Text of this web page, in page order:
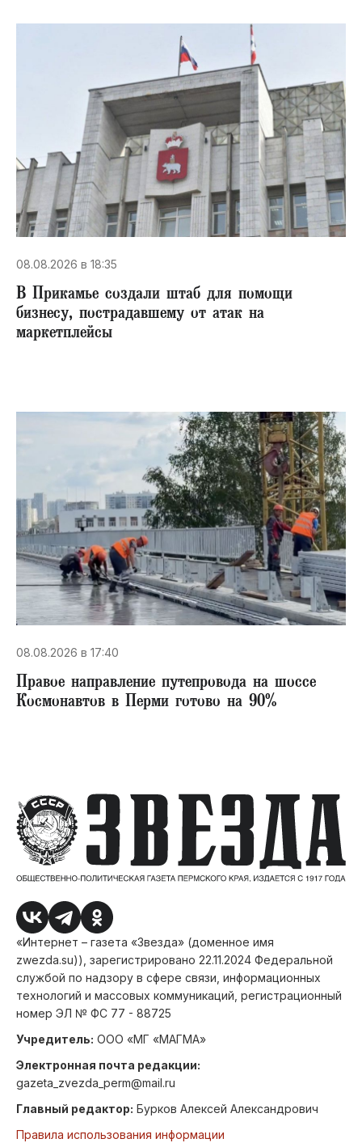
08.08.2026 в 18:35
В Прикамье создали штаб для помощи
бизнесу, пострадавшему от атак на
маркетплейсы
08.08.2026 в 17:40
Правое направление путепровода на шоссе
Космонавтов в Перми готово на 90%
«Интернет – газета «Звезда» (доменное имя
zwezda.su)), зарегистрировано 22.11.2024 Федеральной
службой по надзору в сфере связи, информационных
технологий и массовых коммуникаций, регистрационный
номер ЭЛ № ФС 77 - 88725
Учредитель: ООО «МГ «МАГМА»
Электронная почта редакции:
gazeta_zvezda_perm@mail.ru
Главный редактор: Бурков Алексей Александрович
Правила использования информации